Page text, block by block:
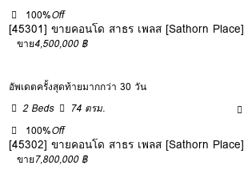
100%Off
[45301] ขายคอนโด สาธร เพลส [Sathorn Place]
ขาย4,500,000 ฿
อัพเดตครั้งสุดท้ายมากกว่า 30 วัน
2 Beds
74 ตรม.
100%Off
[45302] ขายคอนโด สาธร เพลส [Sathorn Place]
ขาย7,800,000 ฿